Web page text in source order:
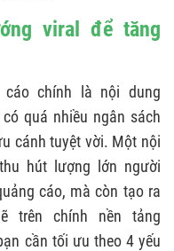
viral để tăng
chính là nội dung
quá nhiều ngân sách
cánh tuyệt vời. Một nội
hút lượng lớn người
cáo, mà còn tạo ra
trên chính nền tảng
cần tối ưu theo 4 yếu